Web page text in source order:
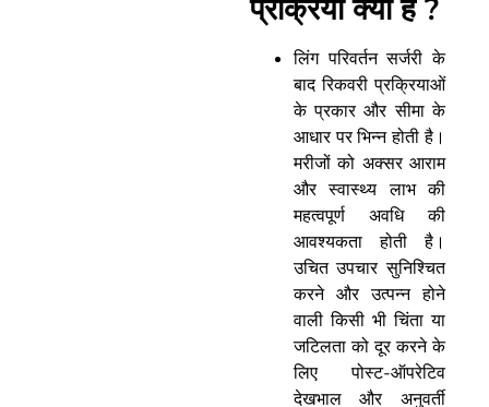
प्रक्रिया क्या है ?
लिंग परिवर्तन सर्जरी के
बाद रिकवरी प्रक्रियाओं
के प्रकार और सीमा के
आधार पर भिन्न होती है।
मरीजों को अक्सर आराम
और स्वास्थ्य लाभ की
महत्वपूर्ण अवधि की
आवश्यकता होती है।
उचित उपचार सुनिश्चित
करने और उत्पन्न होने
वाली किसी भी चिंता या
जटिलता को दूर करने के
लिए पोस्ट-ऑपरेटिव
देखभाल और अनुवर्ती